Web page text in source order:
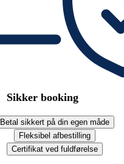
Sikker booking
Betal sikkert på din egen måde
Fleksibel afbestilling
Certifikat ved fuldførelse